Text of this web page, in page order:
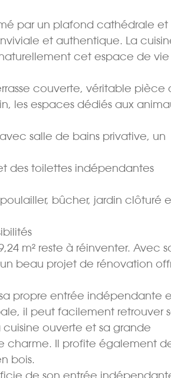
par un plafond cathédrale et
et authentique. La
cet espace de vie
couverte, véritable pièce
les espaces dédiés aux
salle de bains privative, un
des toilettes indépendantes
bûcher, jardin clôturé
m² reste à réinventer. Avec
beau projet de rénovation
propre entrée indépendante
il peut facilement retrouver
ouverte et sa grande
charme. Il profite également
bois.
de son entrée